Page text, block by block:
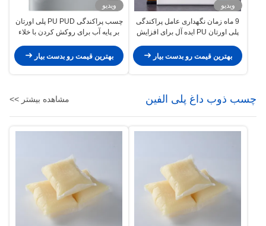
ویدیو
9 ماه زمان نگهداری عامل پراکندگی
پلی اورتان PU ایده آل برای افزایش
بهترین قیمت رو بدست بیار
ویدیو
چسب پراکندگی PU PUD پلی اورتان
بر پایه آب برای روکش کردن با خلاء
بهترین قیمت رو بدست بیار
چسب ذوب داغ پلی الفین مشاهده بیشتر >>